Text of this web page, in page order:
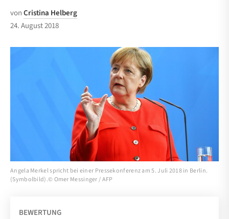
vonCristina Helberg
24. August 2018
Angela Merkel spricht bei einer Pressekonferenz am 5. Juli 2018 in Berlin.
(Symbolbild).© Omer Messinger / AFP
BEWERTUNG